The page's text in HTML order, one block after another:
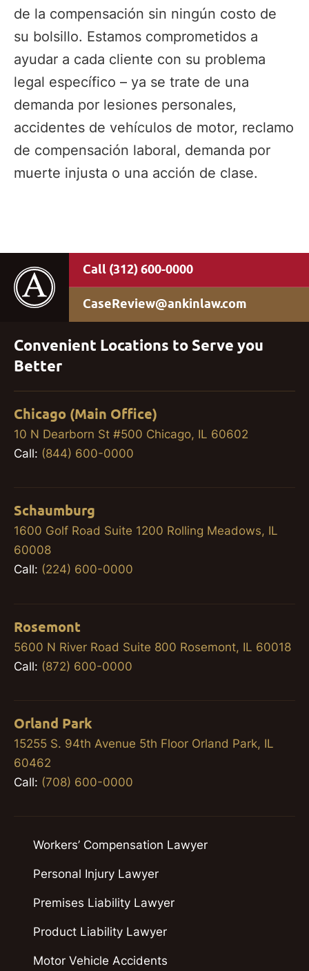
de la compensación sin ningún costo de
su bolsillo. Estamos comprometidos a
ayudar a cada cliente con su problema
legal específico – ya se trate de una
demanda por lesiones personales,
accidentes de vehículos de motor, reclamo
de compensación laboral, demanda por
muerte injusta o una acción de clase.
(312) 600-0000
CaseReview@ankinlaw.com
Convenient Locations to Serve you
Better
Chicago (Main Office)
10 N Dearborn St #500 Chicago, IL 60602
Call: (844) 600-0000
Schaumburg
1600 Golf Road Suite 1200 Rolling Meadows, IL
60008
Call: (224) 600-0000
Rosemont
5600 N River Road Suite 800 Rosemont, IL 60018
Call: (872) 600-0000
Orland Park
15255 S. 94th Avenue 5th Floor Orland Park, IL
60462
Call: (708) 600-0000
Workers’ Compensation Lawyer
Personal Injury Lawyer
Premises Liability Lawyer
Product Liability Lawyer
Motor Vehicle Accidents